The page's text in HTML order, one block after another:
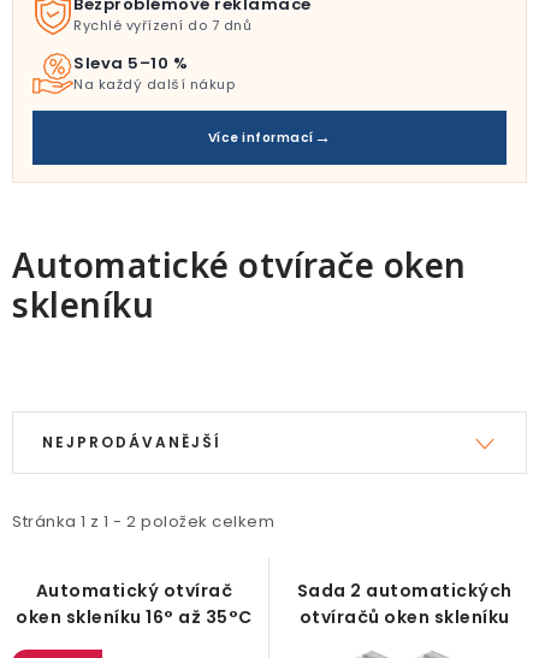
Pro mazlíky
Testovací laboratoř
Vydělávejte s námi
Rychlé vyřízení do 7 dnů
Sleva 5–10 %
Na každý další nákup
Více informací
Automatické otvírače oken
skleníku
V
ý
p
i
r
Stránka 1 z 1 - 2 položek celkem
Ř
a
z
e
p
NEJPRODÁVANĚJŠÍ
Automatický otvírač
oken skleníku 16° až 35°C
Sada 2 automatických
otvíračů oken skleníku